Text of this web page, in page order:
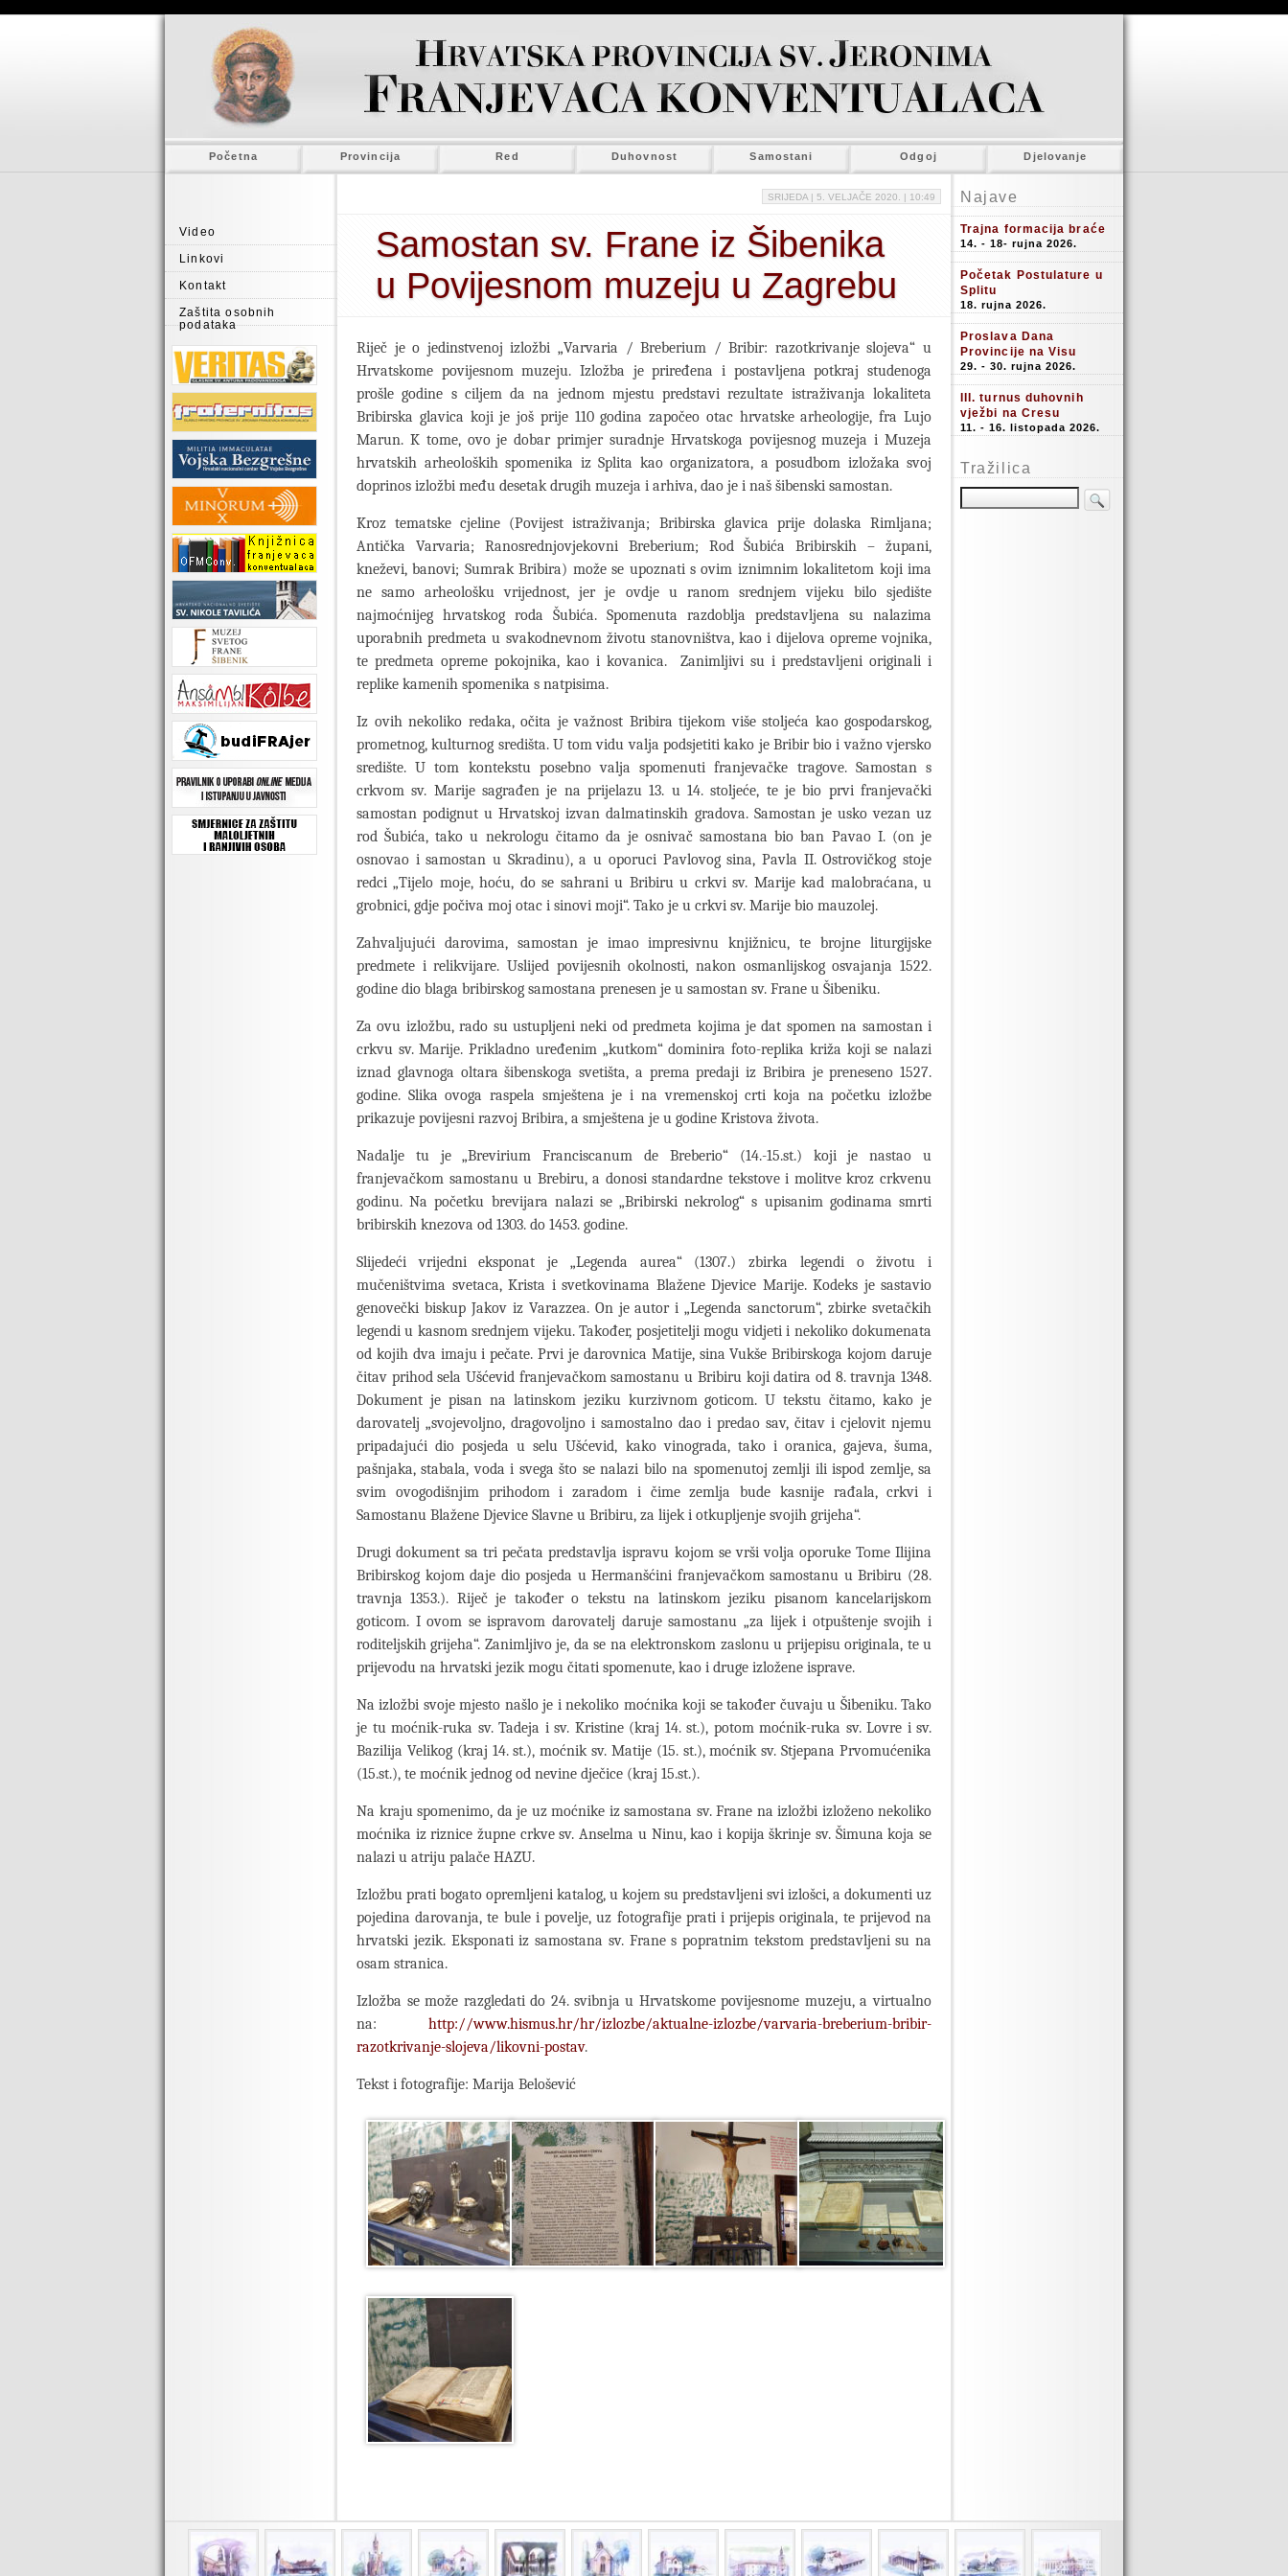
Početna Provincija Red Duhovnost Samostani Odgoj Djelovanje
Video
Linkovi
Kontakt
Zaštita osobnih
podataka
SRIJEDA | 5. VELJAČE 2020. | 10:49
Samostan sv. Frane iz Šibenika
u Povijesnom muzeju u Zagrebu
Riječ je o jedinstvenoj izložbi „Varvaria / Breberium / Bribir: razotkrivanje slojeva“ u
Hrvatskome povijesnom muzeju. Izložba je priređena i postavljena potkraj studenoga
prošle godine s ciljem da na jednom mjestu predstavi rezultate istraživanja lokaliteta
Bribirska glavica koji je još prije 110 godina započeo otac hrvatske arheologije, fra Lujo
Marun. K tome, ovo je dobar primjer suradnje Hrvatskoga povijesnog muzeja i Muzeja
hrvatskih arheoloških spomenika iz Splita kao organizatora, a posudbom izložaka svoj
doprinos izložbi među desetak drugih muzeja i arhiva, dao je i naš šibenski samostan.
Kroz tematske cjeline (Povijest istraživanja; Bribirska glavica prije dolaska Rimljana;
Antička Varvaria; Ranosrednjovjekovni Breberium; Rod Šubića Bribirskih – župani,
kneževi, banovi; Sumrak Bribira) može se upoznati s ovim iznimnim lokalitetom koji ima
ne samo arheološku vrijednost, jer je ovdje u ranom srednjem vijeku bilo sjedište
najmoćnijeg hrvatskog roda Šubića. Spomenuta razdoblja predstavljena su nalazima
uporabnih predmeta u svakodnevnom životu stanovništva, kao i dijelova opreme vojnika,
te predmeta opreme pokojnika, kao i kovanica. Zanimljivi su i predstavljeni originali i
replike kamenih spomenika s natpisima.
Iz ovih nekoliko redaka, očita je važnost Bribira tijekom više stoljeća kao gospodarskog,
prometnog, kulturnog središta. U tom vidu valja podsjetiti kako je Bribir bio i važno vjersko
središte. U tom kontekstu posebno valja spomenuti franjevačke tragove. Samostan s
crkvom sv. Marije sagrađen je na prijelazu 13. u 14. stoljeće, te je bio prvi franjevački
samostan podignut u Hrvatskoj izvan dalmatinskih gradova. Samostan je usko vezan uz
rod Šubića, tako u nekrologu čitamo da je osnivač samostana bio ban Pavao I. (on je
osnovao i samostan u Skradinu), a u oporuci Pavlovog sina, Pavla II. Ostrovičkog stoje
redci „Tijelo moje, hoću, do se sahrani u Bribiru u crkvi sv. Marije kad malobraćana, u
grobnici, gdje počiva moj otac i sinovi moji“. Tako je u crkvi sv. Marije bio mauzolej.
Zahvaljujući darovima, samostan je imao impresivnu knjižnicu, te brojne liturgijske
predmete i relikvijare. Uslijed povijesnih okolnosti, nakon osmanlijskog osvajanja 1522.
godine dio blaga bribirskog samostana prenesen je u samostan sv. Frane u Šibeniku.
Za ovu izložbu, rado su ustupljeni neki od predmeta kojima je dat spomen na samostan i
crkvu sv. Marije. Prikladno uređenim „kutkom“ dominira foto-replika križa koji se nalazi
iznad glavnoga oltara šibenskoga svetišta, a prema predaji iz Bribira je preneseno 1527.
godine. Slika ovoga raspela smještena je i na vremenskoj crti koja na početku izložbe
prikazuje povijesni razvoj Bribira, a smještena je u godine Kristova života.
Nadalje tu je „Brevirium Franciscanum de Breberio“ (14.-15.st.) koji je nastao u
franjevačkom samostanu u Brebiru, a donosi standardne tekstove i molitve kroz crkvenu
godinu. Na početku brevijara nalazi se „Bribirski nekrolog“ s upisanim godinama smrti
bribirskih knezova od 1303. do 1453. godine.
Slijedeći vrijedni eksponat je „Legenda aurea“ (1307.) zbirka legendi o životu i
mučeništvima svetaca, Krista i svetkovinama Blažene Djevice Marije. Kodeks je sastavio
genovečki biskup Jakov iz Varazzea. On je autor i „Legenda sanctorum“, zbirke svetačkih
legendi u kasnom srednjem vijeku. Također, posjetitelji mogu vidjeti i nekoliko dokumenata
od kojih dva imaju i pečate. Prvi je darovnica Matije, sina Vukše Bribirskoga kojom daruje
čitav prihod sela Ušćevid franjevačkom samostanu u Bribiru koji datira od 8. travnja 1348.
Dokument je pisan na latinskom jeziku kurzivnom goticom. U tekstu čitamo, kako je
darovatelj „svojevoljno, dragovoljno i samostalno dao i predao sav, čitav i cjelovit njemu
pripadajući dio posjeda u selu Ušćevid, kako vinograda, tako i oranica, gajeva, šuma,
pašnjaka, stabala, voda i svega što se nalazi bilo na spomenutoj zemlji ili ispod zemlje, sa
svim ovogodišnjim prihodom i zaradom i čime zemlja bude kasnije rađala, crkvi i
Samostanu Blažene Djevice Slavne u Bribiru, za lijek i otkupljenje svojih grijeha“.
Drugi dokument sa tri pečata predstavlja ispravu kojom se vrši volja oporuke Tome Ilijina
Bribirskog kojom daje dio posjeda u Hermanšćini franjevačkom samostanu u Bribiru (28.
travnja 1353.). Riječ je također o tekstu na latinskom jeziku pisanom kancelarijskom
goticom. I ovom se ispravom darovatelj daruje samostanu „za lijek i otpuštenje svojih i
roditeljskih grijeha“. Zanimljivo je, da se na elektronskom zaslonu u prijepisu originala, te u
prijevodu na hrvatski jezik mogu čitati spomenute, kao i druge izložene isprave.
Na izložbi svoje mjesto našlo je i nekoliko moćnika koji se također čuvaju u Šibeniku. Tako
je tu moćnik-ruka sv. Tadeja i sv. Kristine (kraj 14. st.), potom moćnik-ruka sv. Lovre i sv.
Bazilija Velikog (kraj 14. st.), moćnik sv. Matije (15. st.), moćnik sv. Stjepana Prvomućenika
(15.st.), te moćnik jednog od nevine dječice (kraj 15.st.).
Na kraju spomenimo, da je uz moćnike iz samostana sv. Frane na izložbi izloženo nekoliko
moćnika iz riznice župne crkve sv. Anselma u Ninu, kao i kopija škrinje sv. Šimuna koja se
nalazi u atriju palače HAZU.
Izložbu prati bogato opremljeni katalog, u kojem su predstavljeni svi izlošci, a dokumenti uz
pojedina darovanja, te bule i povelje, uz fotografije prati i prijepis originala, te prijevod na
hrvatski jezik. Eksponati iz samostana sv. Frane s popratnim tekstom predstavljeni su na
osam stranica.
Izložba se može razgledati do 24. svibnja u Hrvatskome povijesnome muzeju, a virtualno
na: http://www.hismus.hr/hr/izlozbe/aktualne-izlozbe/varvaria-breberium-bribir-
razotkrivanje-slojeva/likovni-postav.
Tekst i fotografije: Marija Belošević
Najave
Trajna formacija braće
14. - 18- rujna 2026.
Početak Postulature u
Splitu
18. rujna 2026.
Proslava Dana
Provincije na Visu
29. - 30. rujna 2026.
III. turnus duhovnih
vježbi na Cresu
11. - 16. listopada 2026.
Tražilica